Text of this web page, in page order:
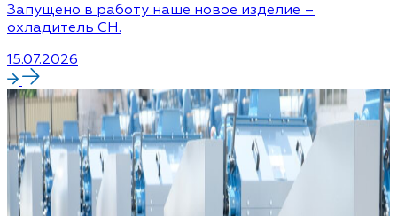
Запущено в работу наше новое изделие –
охладитель CH.
15.07.2026